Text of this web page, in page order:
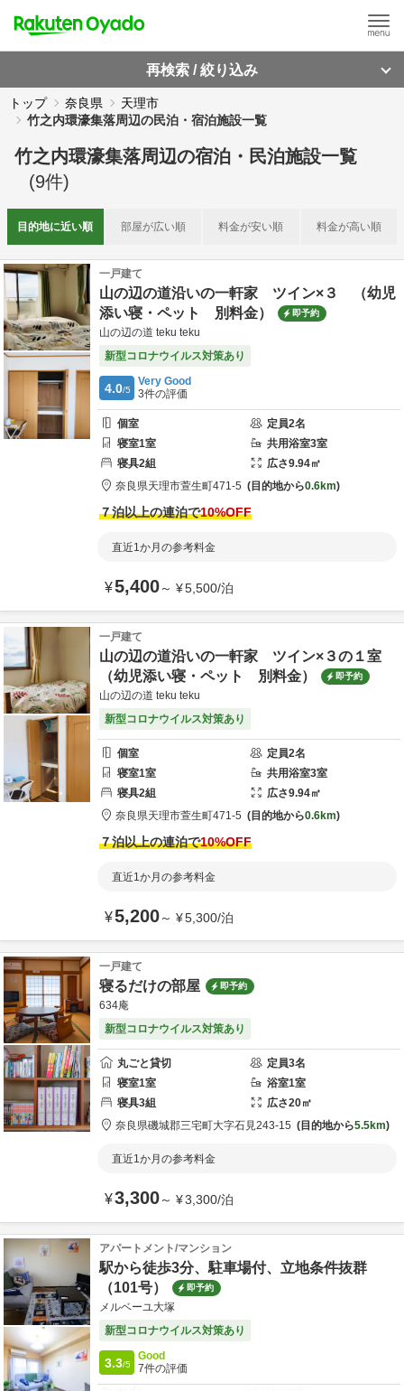
再検索 / 絞り込み
トップ 奈良県
天理市
竹之内環濠集落周辺の民泊・宿泊施設一覧
竹之内環濠集落周辺の宿泊・民泊施設一覧
(9件)
目的地に近い順 部屋が広い順 料金が安い順 料金が高い順
一戸建て
山の辺の道沿いの一軒家 ツイン×３ （幼児
添い寝・ペット 別料金）
即予約
山の辺の道 teku teku
新型コロナウイルス対策あり
4.0/5
Very Good
3件の評価
個室 定員2名
寝室1室 共用浴室3室
寝具2組 広さ9.94㎡
奈良県天理市萱生町471-5 目的地から0.6km
７泊以上の連泊で10%OFF
直近1か月の参考料金
¥5,400～ ¥5,500/泊
一戸建て
山の辺の道沿いの一軒家 ツイン×３の１室
（幼児添い寝・ペット 別料金）
即予約
山の辺の道 teku teku
新型コロナウイルス対策あり
個室 定員2名
寝室1室 共用浴室3室
寝具2組 広さ9.94㎡
奈良県天理市萱生町471-5 目的地から0.6km
７泊以上の連泊で10%OFF
直近1か月の参考料金
¥5,200～ ¥5,300/泊
一戸建て
寝るだけの部屋 即予約
634庵
新型コロナウイルス対策あり
丸ごと貸切 定員3名
寝室1室 浴室1室
寝具3組 広さ20㎡
奈良県磯城郡三宅町大字石見243-15 目的地から5.5km
直近1か月の参考料金
¥3,300～ ¥3,300/泊
アパートメント/マンション
駅から徒歩3分、駐車場付、立地条件抜群
（101号）
即予約
メルベーユ大塚
新型コロナウイルス対策あり
3.3/5
Good
7件の評価